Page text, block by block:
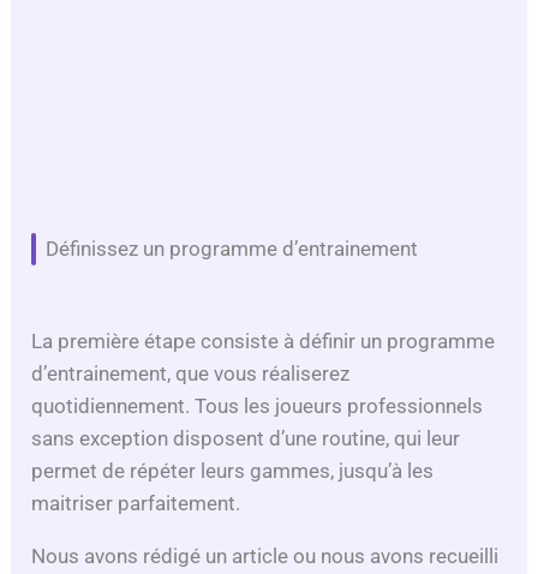
Définissez un programme d’entrainement
La première étape consiste à définir un programme
d’entrainement, que vous réaliserez
quotidiennement. Tous les joueurs professionnels
sans exception disposent d’une routine, qui leur
permet de répéter leurs gammes, jusqu’à les
maitriser parfaitement.
Nous avons rédigé un article ou nous avons recueilli